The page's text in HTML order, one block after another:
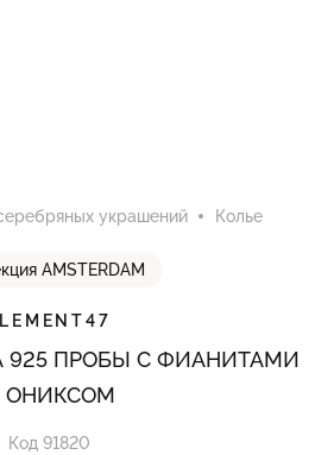
украшений Колье
AMSTERDAM
925 ПРОБЫ С ФИАНИТАМИ
ОНИКСОМ
Код 91820